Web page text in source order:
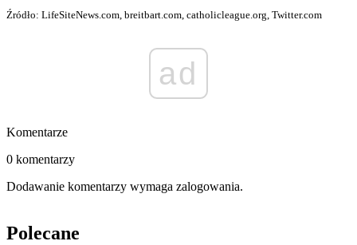
Źródło: LifeSiteNews.com, breitbart.com, catholicleague.org, Twitter.com
ad
Komentarze
0 komentarzy
Dodawanie komentarzy wymaga zalogowania.
Polecane